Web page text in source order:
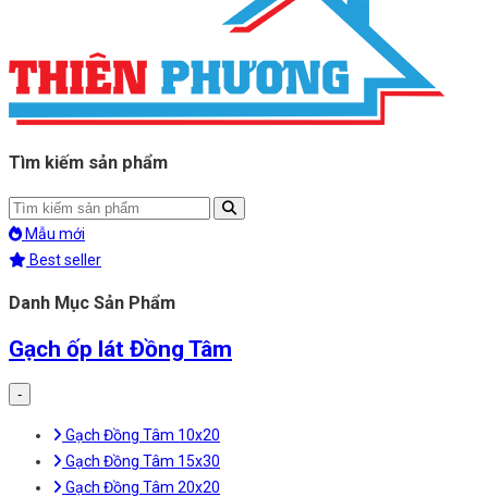
Tìm kiếm sản phẩm
Mẫu mới
Best seller
Danh Mục Sản Phẩm
Gạch ốp lát Đồng Tâm
-
Gạch Đồng Tâm 10x20
Gạch Đồng Tâm 15x30
Gạch Đồng Tâm 20x20